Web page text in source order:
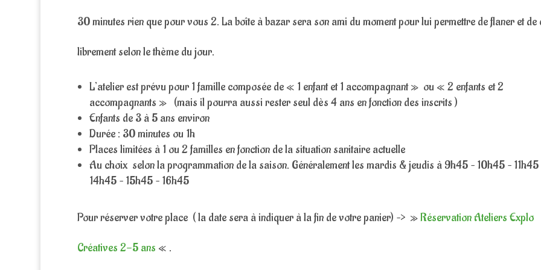
30 minutes rien que pour vous 2. La boîte à bazar sera son ami du moment pour lui permettre de flaner et de
librement selon le thème du jour.
L’atelier est prévu pour 1 famille composée de « 1 enfant et 1 accompagnant » ou « 2 enfants et 2
accompagnants » (mais il pourra aussi rester seul dès 4 ans en fonction des inscrits )
Enfants de 3 à 5 ans environ
Durée : 30 minutes ou 1h
Places limitées à 1 ou 2 familles en fonction de la situation sanitaire actuelle
Au choix selon la programmation de la saison. Généralement les mardis & jeudis à 9h45 – 10h45 – 11h45
14h45 – 15h45 – 16h45
Pour réserver votre place ( la date sera à indiquer à la fin de votre panier) –> »Réservation Ateliers Explo
Créatives 2-5 ans « .